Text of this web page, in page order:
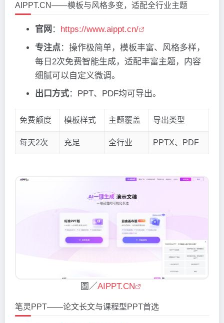
AIPPT.CN——模板与风格多变，适配全行业主题
官网 ：
https://www.aippt.cn/
专注点：操作极简单，模板丰富、风格多样，
每日2次免费智能生成，适配丰富主题，内容
细腻可以自定义微调。
出口方式：PPT、PDF均可导出。
免费额度 模板样式 主题覆盖 导出类型
每天2次 充足 全行业 PPTX、PDF
圖／AIPPT.CN
笔灵PPT——论文长文与课程型PPT首选